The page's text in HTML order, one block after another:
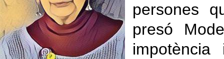
persones
presó